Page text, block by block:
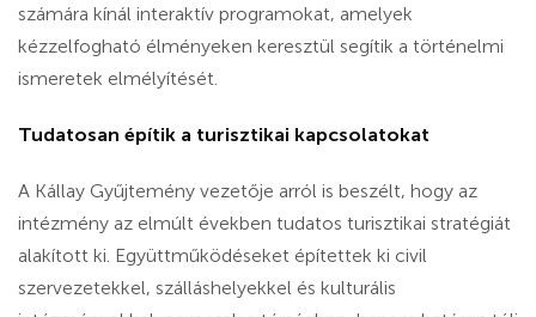
számára kínál interaktív programokat, amelyek
kézzelfogható élményeken keresztül segítik a történelmi
ismeretek elmélyítését.
Tudatosan építik a turisztikai kapcsolatokat
A Kállay Gyűjtemény vezetője arról is beszélt, hogy az
intézmény az elmúlt években tudatos turisztikai stratégiát
alakított ki. Együttműködéseket építettek ki civil
szervezetekkel, szálláshelyekkel és kulturális